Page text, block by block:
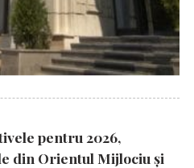
pentru 2026,
din Orientul Mijlociu și